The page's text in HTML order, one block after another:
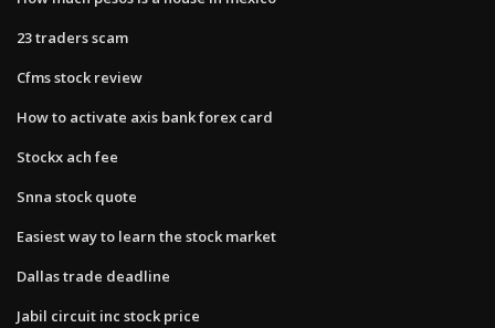
23 traders scam
Cfms stock review
How to activate axis bank forex card
Stockx ach fee
Snna stock quote
Easiest way to learn the stock market
Dallas trade deadline
Jabil circuit inc stock price